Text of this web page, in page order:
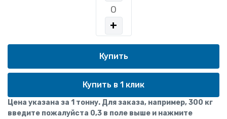
+
Купить в 1 клик
Цена указана за 1 тонну. Для заказа, например, 300 кг
введите пожалуйста 0,3 в поле выше и нажмите